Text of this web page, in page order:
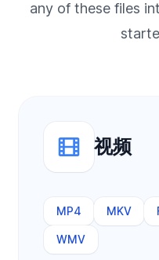
any of these files
视频
MP4 MKV
WMV